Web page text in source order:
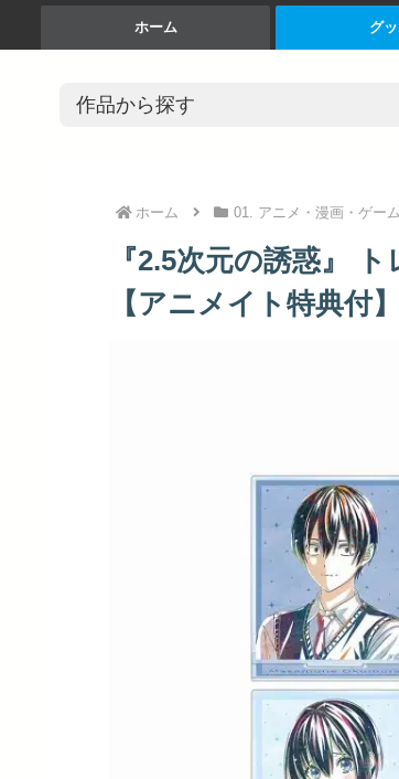
ホーム グ
ホーム 01. アニメ・漫画・ゲー
『2.5次元の誘惑』
【アニメイト特典付